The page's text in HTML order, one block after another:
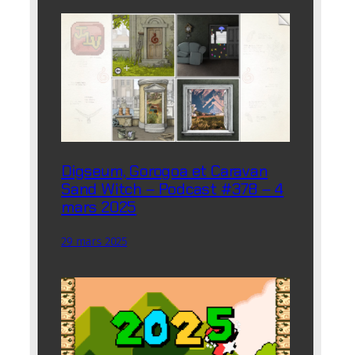
Digseum, Gorogoa et Caravan
Sand Witch – Podcast #378 – 4
mars 2025
29 mars 2025